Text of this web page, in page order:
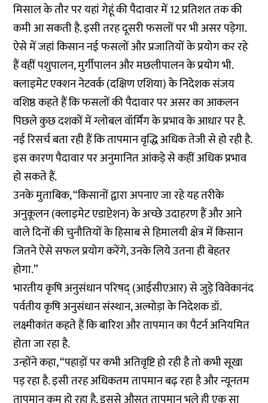
मिसाल के तौर पर यहां गेहूं की पैदावार में 12 प्रतिशत तक की
कमी आ सकती है. इसी तरह दूसरी फसलों पर भी असर पड़ेगा.
ऐसे में जहां किसान नई फसलों और प्रजातियों के प्रयोग कर रहे
हैं वहीं पशुपालन, मुर्गीपालन और मछलीपालन के प्रयोग भी.
क्लाइमेट एक्शन नेटवर्क (दक्षिण एशिया) के निदेशक संजय
वशिष्ठ कहते हैं कि फसलों की पैदावार पर असर का आकलन
पिछले कुछ दशकों में ग्लोबल वॉर्मिंग के प्रभाव के आधार पर है.
नई रिसर्च बता रही हैं कि तापमान वृद्धि अधिक तेजी से हो रही है.
इस कारण पैदावार पर अनुमानित आंकड़े से कहीं अधिक प्रभाव
हो सकते हैं.
उनके मुताबिक, “किसानों द्वारा अपनाए जा रहे यह तरीके
अनुकूलन (क्लाइमेट एडाप्टेशन) के अच्छे उदाहरण हैं और आने
वाले दिनों की चुनौतियों के हिसाब से हिमालयी क्षेत्र में किसान
जितने ऐसे सफल प्रयोग करेंगे, उनके लिये उतना ही बेहतर
होगा.”
भारतीय कृषि अनुसंधान परिषद् (आईसीएआर) से जुड़े विवेकानंद
पर्वतीय कृषि अनुसंधान संस्थान, अल्मोड़ा के निदेशक डॉ.
लक्ष्मीकांत कहते हैं कि बारिश और तापमान का पैटर्न अनियमित
होता जा रहा है.
उन्होंने कहा, “पहाड़ों पर कभी अतिवृष्टि हो रही है तो कभी सूखा
पड़ रहा है. इसी तरह अधिकतम तापमान बढ़ रहा है और न्यूनतम